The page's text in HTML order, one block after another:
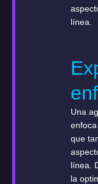
línea.
Una
que
línea.
la